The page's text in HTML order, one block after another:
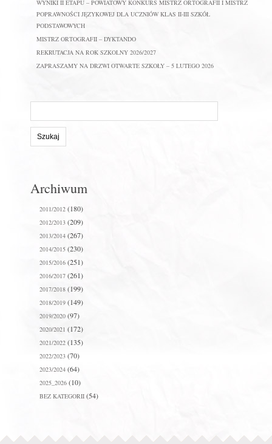
WYNIKI II ETAPU – POWIATOWY KONKURS MISTRZ ORTOGRAFII I MISTRZ
POPRAWNOŚCI JĘZYKOWEJ DLA UCZNIÓW KLAS II-III SZKÓŁ
PODSTAWOWYCH
MISTRZ ORTOGRAFII – DYKTANDO
REKRUTACJA NA ROK SZKOLNY 2026/2027
ZAPRASZAMY NA DRZWI OTWARTE SZKOŁY – 5 LUTEGO 2026
stronie:
Archiwum
2011/2012(180)
2012/2013(209)
2013/2014(267)
2014/2015(230)
2015/2016(251)
2016/2017(261)
2017/2018(199)
2018/2019(149)
2019/2020(97)
2020/2021 (172)
2021/2022(135)
2022/2023(70)
2023/2024(64)
2025_2026(10)
BEZ KATEGORII(54)